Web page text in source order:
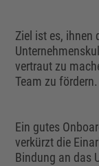
Ziel ist es, ihnen
vertraut zu
Team zu fördern.
Ein gutes
verkürzt die
Bindung an das